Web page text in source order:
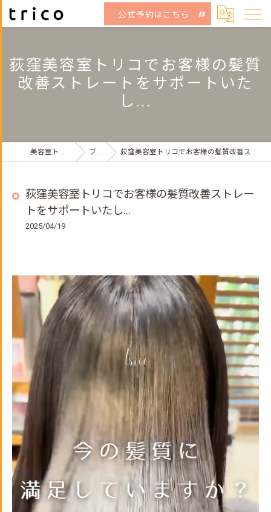
公式予約はこちら
荻窪美容室トリコでお客様の髪質
改善ストレートをサポートいた
し...
美容室トリコ荻窪店 ブログ 荻窪美容室トリコでお客様の髪質改善ストレートをサポートいたし...
荻窪美容室トリコでお客様の髪質改善ストレー
トをサポートいたし...
2025/04/19